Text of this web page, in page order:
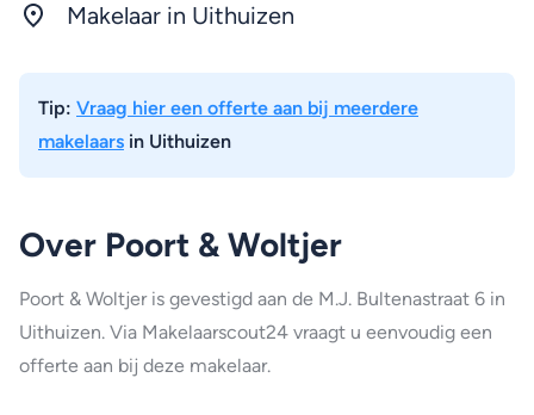
Makelaar in Uithuizen
Tip: Vraag hier een offerte aan bij meerdere
makelaars in Uithuizen
Over Poort & Woltjer
Poort & Woltjer is gevestigd aan de M.J. Bultenastraat 6 in
Uithuizen. Via Makelaarscout24 vraagt u eenvoudig een
offerte aan bij deze makelaar.